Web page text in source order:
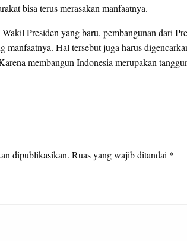
bisa terus merasakan manfaatnya.
Presiden yang baru, pembangunan dari
manfaatnya. Hal tersebut juga harus
membangun Indonesia merupakan
dipublikasikan. Ruas yang wajib ditandai *